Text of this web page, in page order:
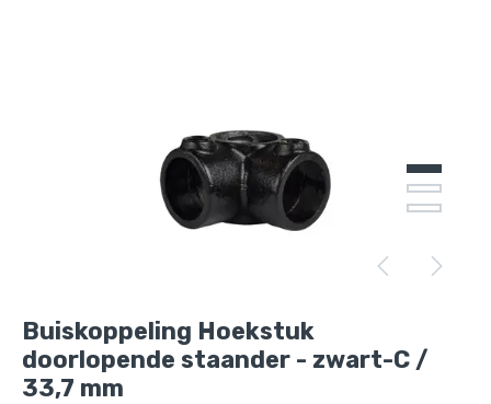
Buiskoppeling Hoekstuk
doorlopende staander - zwart-C /
33,7 mm
staander - zwart-C / 33,7 mm
aan je winkelmandje